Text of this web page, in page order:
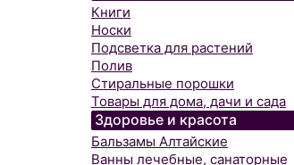
Книги
Носки
Подсветка для растений
Полив
Стиральные порошки
Товары для дома, дачи и сада
Здоровье и красота
Бальзамы Алтайские
Ванны лечебные, санаторные